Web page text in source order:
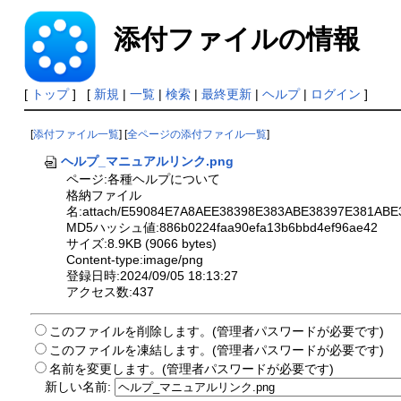
添付ファイルの情報
[ トップ] [ 新規 | 一覧| 検索| 最終更新| ヘルプ| ログイン ]
[添付ファイル一覧] [全ページの添付ファイル一覧]
ヘルプ_マニュアルリンク.png
ページ:各種ヘルプについて
格納ファイル
名:attach/
MD5ハッシュ値:886b0224faa90efa13b6bbd4ef96ae42
サイズ:8.9KB (9066 bytes)
Content-type:image/png
登録日時:2024/09/05 18:13:27
アクセス数:437
このファイルを削除します。(管理者パスワードが必要です)
このファイルを凍結します。(管理者パスワードが必要です)
名前を変更します。(管理者パスワードが必要です)
新しい名前: